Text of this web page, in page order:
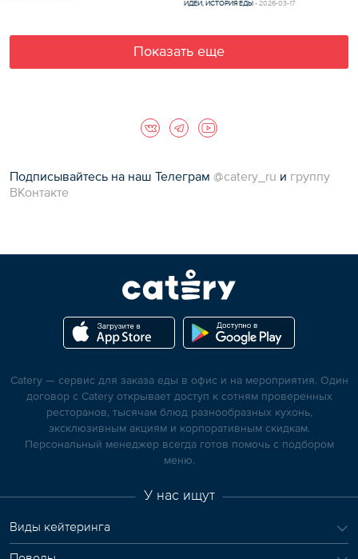
ИДЕИ, ИСТОРИЯ ЕДЫ 2026-03-17
Показать еще
Подписывайтесь на наш Телеграм @catery_ru и группу
ВКонтакте
Catery — сервис для заказа еды в офис и на мероприятия. Один
договор с Catery открывает доступ к сотням проверенных
ресторанов, тысячам блюд разнообразных кухонь,
эксклюзивным акциям и корпоративным скидкам.
Персональный менеджер всегда готов помочь с подбором
меню.
У нас ищут
Виды кейтеринга